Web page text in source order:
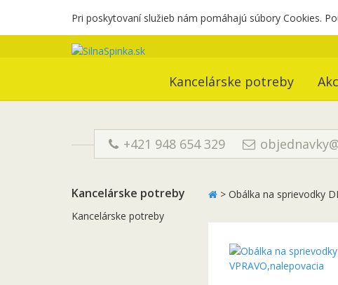
Pri poskytovaní služieb nám pomáhajú súbory Cookies.
Kancelárske potreby
+421 948 654 329
Kancelárske potreby
Kancelárske potreby
> Obálka na sprievodky